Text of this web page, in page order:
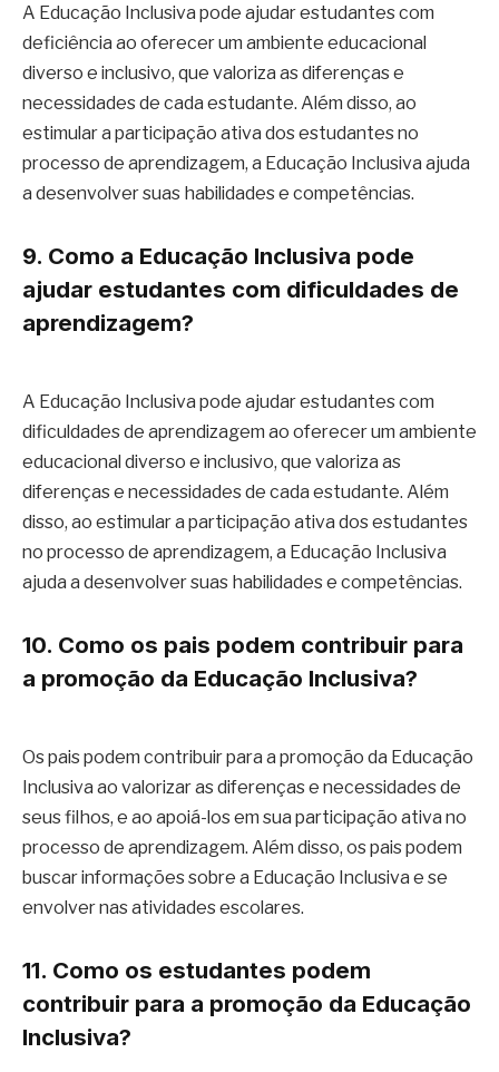
A Educação Inclusiva pode ajudar estudantes com
deficiência ao oferecer um ambiente educacional
diverso e inclusivo, que valoriza as diferenças e
necessidades de cada estudante. Além disso, ao
estimular a participação ativa dos estudantes no
processo de aprendizagem, a Educação Inclusiva ajuda
a desenvolver suas habilidades e competências.
9. Como a Educação Inclusiva pode
ajudar estudantes com dificuldades de
aprendizagem?
A Educação Inclusiva pode ajudar estudantes com
dificuldades de aprendizagem ao oferecer um ambiente
educacional diverso e inclusivo, que valoriza as
diferenças e necessidades de cada estudante. Além
disso, ao estimular a participação ativa dos estudantes
no processo de aprendizagem, a Educação Inclusiva
ajuda a desenvolver suas habilidades e competências.
10. Como os pais podem contribuir para
a promoção da Educação Inclusiva?
Os pais podem contribuir para a promoção da Educação
Inclusiva ao valorizar as diferenças e necessidades de
seus filhos, e ao apoiá-los em sua participação ativa no
processo de aprendizagem. Além disso, os pais podem
buscar informações sobre a Educação Inclusiva e se
envolver nas atividades escolares.
11. Como os estudantes podem
contribuir para a promoção da Educação
Inclusiva?